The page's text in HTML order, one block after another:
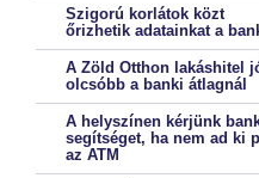
Szigorú korlátok közt
őrizhetik adatainkat a
A Zöld Otthon lakáshitel
olcsóbb a banki átlagnál
A helyszínen kérjünk
segítséget, ha nem ad ki
az ATM